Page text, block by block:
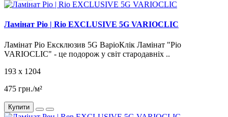
Ламінат Ріо | Rio EXCLUSIVE 5G VARIOCLIC
Ламінат Ріо Ексклюзив 5G ВаріоКлік Ламінат "Ріо
VARIOCLIC" - це подорож у світ стародавніх ..
193 x 1204
475 грн./м²
Купити